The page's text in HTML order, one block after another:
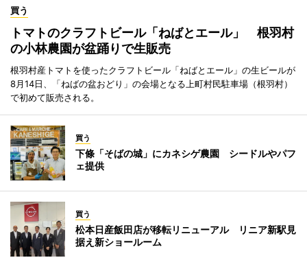
買う
トマトのクラフトビール「ねばとエール」 根羽村
の小林農園が盆踊りで生販売
根羽村産トマトを使ったクラフトビール「ねばとエール」の生ビールが
8月14日、「ねばの盆おどり」の会場となる上町村民駐車場（根羽村）
で初めて販売される。
買う
下條「そばの城」にカネシゲ農園 シードルやパフ
ェ提供
買う
松本日産飯田店が移転リニューアル リニア新駅見
据え新ショールーム